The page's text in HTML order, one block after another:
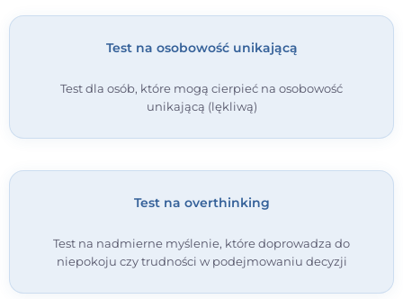
Test na osobowość unikającą
Test dla osób, które mogą cierpieć na osobowość
unikającą (lękliwą)
Test na overthinking
Test na nadmierne myślenie, które doprowadza do
niepokoju czy trudności w podejmowaniu decyzji